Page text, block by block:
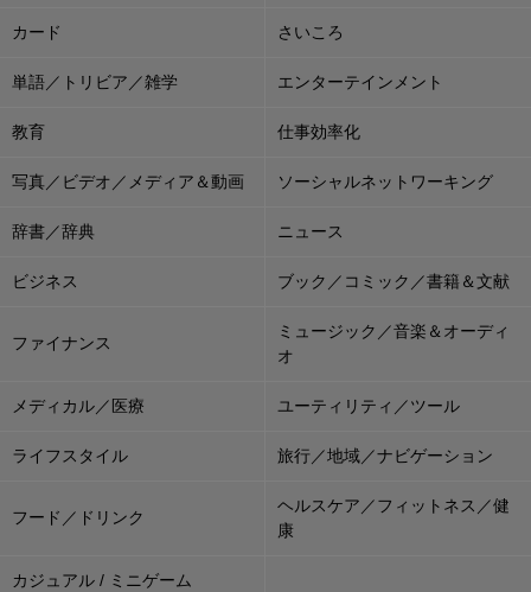
カード さいころ
単語／トリビア／雑学 エンターテインメント
教育 仕事効率化
写真／ビデオ／メディア＆動画 ソーシャルネットワーキング
辞書／辞典 ニュース
ビジネス ブック／コミック／書籍＆文献
ファイナンス
ミュージック／音楽＆オーディ
オ
メディカル／医療 ユーティリティ／ツール
ライフスタイル 旅行／地域／ナビゲーション
フード／ドリンク
ヘルスケア／フィットネス／健
康
カジュアル / ミニゲーム